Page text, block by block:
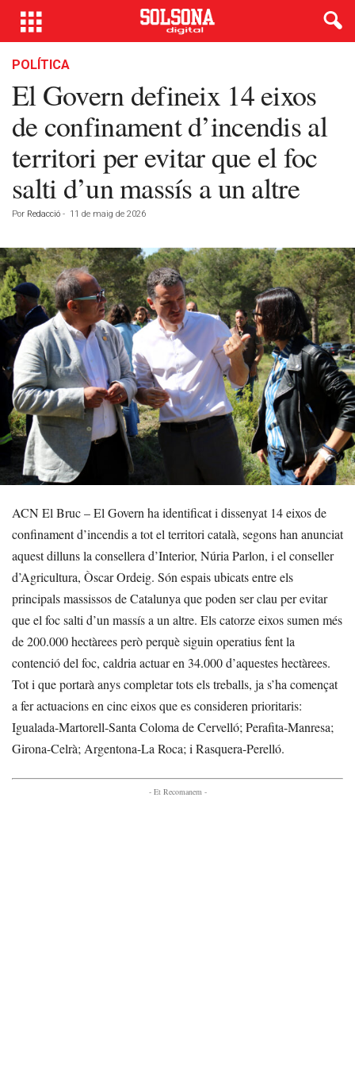
POLÍTICA
El Govern defineix 14 eixos
de confinament d’incendis al
territori per evitar que el foc
salti d’un massís a un altre
Por Redacció - 11 de maig de 2026
ACN El Bruc – El Govern ha identificat i dissenyat 14 eixos de
confinament d’incendis a tot el territori català, segons han anunciat
aquest dilluns la consellera d’Interior, Núria Parlon, i el conseller
d’Agricultura, Òscar Ordeig. Són espais ubicats entre els
principals massissos de Catalunya que poden ser clau per evitar
que el foc salti d’un massís a un altre. Els catorze eixos sumen més
de 200.000 hectàrees però perquè siguin operatius fent la
contenció del foc, caldria actuar en 34.000 d’aquestes hectàrees.
Tot i que portarà anys completar tots els treballs, ja s’ha començat
a fer actuacions en cinc eixos que es consideren prioritaris:
Igualada-Martorell-Santa Coloma de Cervelló; Perafita-Manresa;
Girona-Celrà; Argentona-La Roca; i Rasquera-Perelló.
- Et Recomanem -